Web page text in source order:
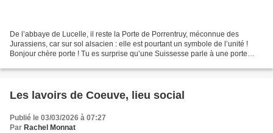
De l’abbaye de Lucelle, il reste la Porte de Porrentruy, méconnue des
Jurassiens, car sur sol alsacien : elle est pourtant un symbole de l’unité !
Bonjour chère porte ! Tu es surprise qu’une Suissesse parle à une porte
Les lavoirs de Coeuve, lieu social
Publié le 03/03/2026 à 07:27
Par Rachel Monnat